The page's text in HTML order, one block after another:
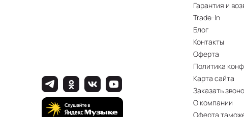
Гарантия и
Trade-In
Блог
Контакты
Оферта
Политика
Карта сайта
Заказать
О компании
Оферта